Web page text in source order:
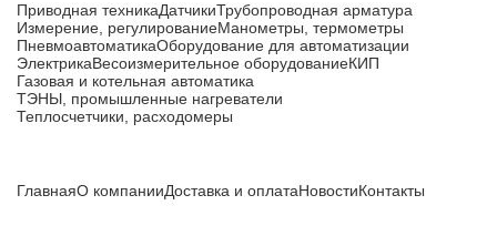
Приводная техникаДатчикиТрубопроводная арматура
Измерение, регулированиеМанометры, термометры
ПневмоавтоматикаОборудование для автоматизации
ЭлектрикаВесоизмерительное оборудованиеКИП
Газовая и котельная автоматика
ТЭНЫ, промышленные нагреватели
Теплосчетчики, расходомеры
ГлавнаяО компанииДоставка и оплатаНовостиКонтакты